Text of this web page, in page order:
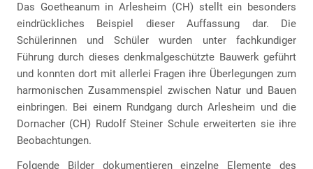
Das Goetheanum in Arlesheim (CH) stellt ein besonders
eindrückliches Beispiel dieser Auffassung dar. Die
Schülerinnen und Schüler wurden unter fachkundiger
Führung durch dieses denkmalgeschützte Bauwerk geführt
und konnten dort mit allerlei Fragen ihre Überlegungen zum
harmonischen Zusammenspiel zwischen Natur und Bauen
einbringen. Bei einem Rundgang durch Arlesheim und die
Dornacher (CH) Rudolf Steiner Schule erweiterten sie ihre
Beobachtungen.
Folgende Bilder dokumentieren einzelne Elemente des